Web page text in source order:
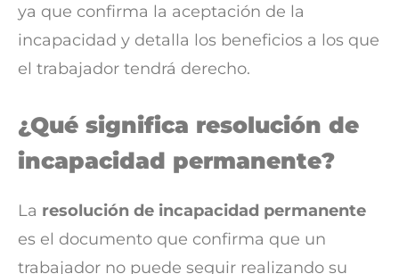
ya que confirma la aceptación de la
incapacidad y detalla los beneficios a los que
el trabajador tendrá derecho.
¿Qué significa resolución de
incapacidad permanente?
La resolución de incapacidad permanente
es el documento que confirma que un
trabajador no puede seguir realizando su